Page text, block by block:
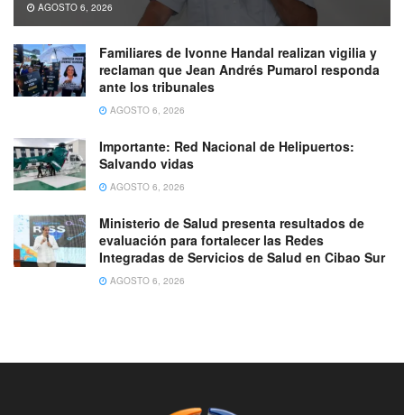
AGOSTO 6, 2026
Familiares de Ivonne Handal realizan vigilia y
reclaman que Jean Andrés Pumarol responda
ante los tribunales
AGOSTO 6, 2026
Importante: Red Nacional de Helipuertos:
Salvando vidas
AGOSTO 6, 2026
Ministerio de Salud presenta resultados de
evaluación para fortalecer las Redes
Integradas de Servicios de Salud en Cibao Sur
AGOSTO 6, 2026